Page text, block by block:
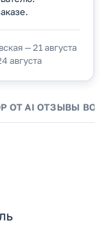
— 21 августа
августа
ОТ AI ОТЗЫВЫ